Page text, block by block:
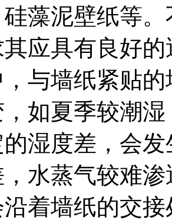
藻泥壁纸等
应具有良好
与墙纸紧贴
如夏季较潮
湿度差，会
水蒸气较难
着墙纸的交